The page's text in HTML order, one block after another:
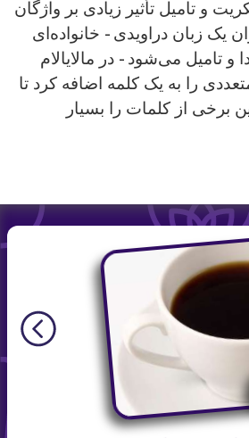
تامیل تأثیر زیادی بر واژگان
یک زبان دراویدی - خانواده‌ای
تامیل می‌شود - در مالایالام
را به یک کلمه اضافه کرد تا
برخی از کلمات را بسیار